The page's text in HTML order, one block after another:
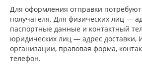
Для оформления отправки
получателя. Для физических лиц —
паспортные данные и контактный
юридических лиц — адрес доставки,
организации, правовая форма,
телефон.